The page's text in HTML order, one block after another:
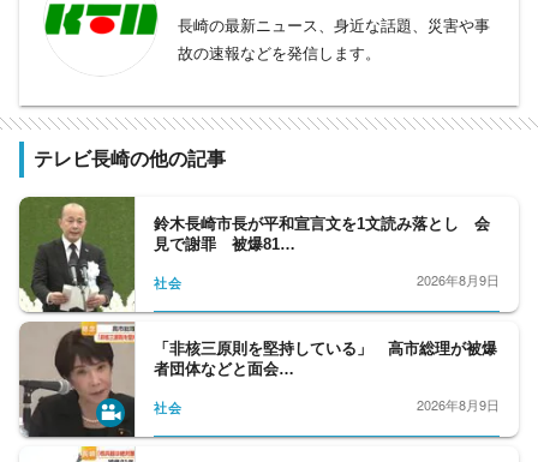
長崎の最新ニュース、身近な話題、災害や事
故の速報などを発信します。
テレビ長崎の他の記事
鈴木長崎市長が平和宣言文を1文読み落とし 会
見で謝罪 被爆81…
社会 2026年8月9日
「非核三原則を堅持している」 高市総理が被爆
者団体などと面会…
社会 2026年8月9日